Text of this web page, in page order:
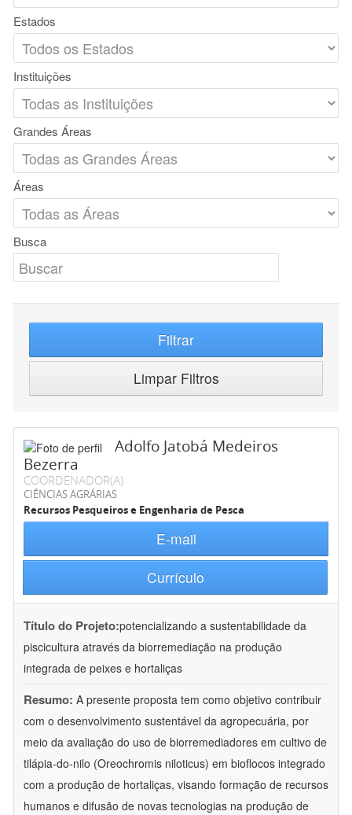
Estados
Instituições
Grandes Áreas
Áreas
Busca
Filtrar
Limpar Filtros
Adolfo Jatobá Medeiros
Bezerra
COORDENADOR(A)
CIÊNCIAS AGRÁRIAS
Recursos Pesqueiros e Engenharia de Pesca
E-mail
Currículo
Título do Projeto:potencializando a sustentabilidade da
piscicultura através da biorremediação na produção
integrada de peixes e hortaliças
Resumo: A presente proposta tem como objetivo contribuir
com o desenvolvimento sustentável da agropecuária, por
meio da avaliação do uso de biorremediadores em cultivo de
tilápia-do-nilo (Oreochromis niloticus) em bioflocos integrado
com a produção de hortaliças, visando formação de recursos
humanos e difusão de novas tecnologias na produção de